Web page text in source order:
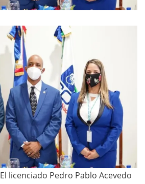
El licenciado Pedro Pablo Acevedo